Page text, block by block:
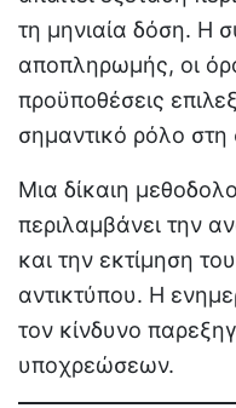
τη μηνιαία δόση. Η
αποπληρωμής, οι
προϋποθέσεις
σημαντικό ρόλο
Μια δίκαιη
περιλαμβάνει την
και την εκτίμηση
αντικτύπου. Η
τον κίνδυνο
υποχρεώσεων.